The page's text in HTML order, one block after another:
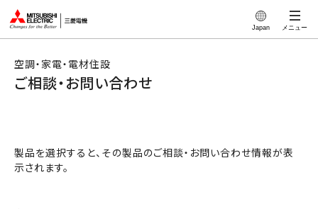
Japan メニュー
空調・家電・電材住設
ご相談・お問い合わせ
製品を選択すると、その製品のご相談・お問い合わせ情報が表
示されます。